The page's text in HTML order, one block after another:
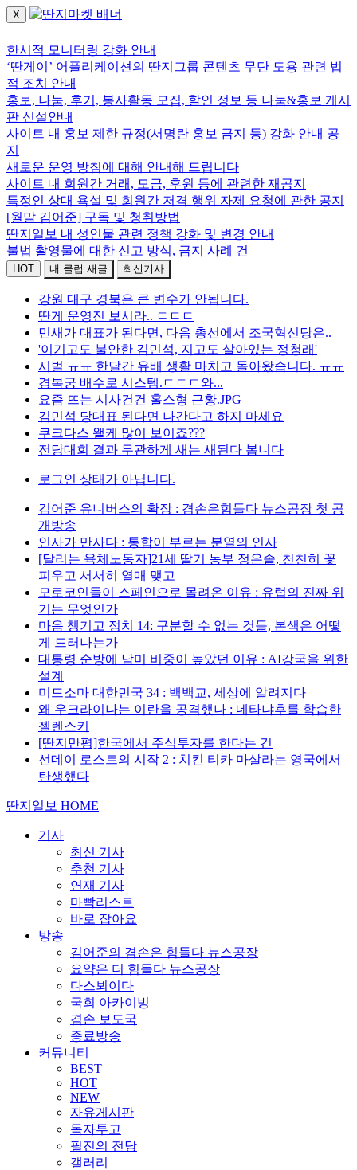
X
한시적 모니터링 강화 안내
‘딴게이’ 어플리케이션의 딴지그룹 콘텐츠 무단 도용 관련 법
적 조치 안내
홍보, 나눔, 후기, 봉사활동 모집, 할인 정보 등 나눔&홍보 게시
판 신설안내
사이트 내 홍보 제한 규정(서명란 홍보 금지 등) 강화 안내 공
지
새로운 운영 방침에 대해 안내해 드립니다
사이트 내 회원간 거래, 모금, 후원 등에 관련한 재공지
특정인 상대 욕설 및 회원간 저격 행위 자제 요청에 관한 공지
[월말 김어준] 구독 및 청취방법
딴지일보 내 성인물 관련 정책 강화 및 변경 안내
불법 촬영물에 대한 신고 방식, 금지 사례 건
HOT 내 클럽 새글 최신기사
강원 대구 경북은 큰 변수가 안됩니다.
딴게 운영진 보시라.. ㄷㄷㄷ
민새가 대표가 된다면, 다음 총선에서 조국혁신당은..
'이기고도 불안한 김민석, 지고도 살아있는 정청래'
시벌 ㅠㅠ 한달간 유배 생활 마치고 돌아왔습니다. ㅠㅠ
경복궁 배수로 시스템.ㄷㄷㄷ와...
요즘 뜨는 시사건건 홀스형 근황.JPG
김민석 당대표 된다면 나간다고 하지 마세요
쿠크다스 왤케 많이 보이죠???
전당대회 결과 무관하게 새는 새된다 봅니다
로그인 상태가 아닙니다.
김어준 유니버스의 확장 : 겸손은힘들다 뉴스공장 첫 공
개방송
인사가 만사다 : 통합이 부르는 분열의 인사
[달리는 육체노동자]21세 딸기 농부 정은솔, 천천히 꽃
피우고 서서히 열매 맺고
모로코인들이 스페인으로 몰려온 이유 : 유럽의 진짜 위
기는 무엇인가
마음 챙기고 정치 14: 구분할 수 없는 것들, 본색은 어떻
게 드러나는가
대통령 순방에 남미 비중이 높았던 이유 : AI강국을 위한
설계
미드소마 대한민국 34 : 백백교, 세상에 알려지다
왜 우크라이나는 이란을 공격했나 : 네타냐후를 학습한
젤렌스키
[딴지만평]한국에서 주식투자를 한다는 건
선데이 로스트의 시작 2 : 치킨 티카 마살라는 영국에서
탄생했다
딴지일보 HOME
기사
최신 기사
추천 기사
연재 기사
마빡리스트
바로 잡아요
방송
김어준의 겸손은 힘들다 뉴스공장
요약은 더 힘들다 뉴스공장
다스뵈이다
국회 아카이빙
겸손 보도국
종료방송
커뮤니티
BEST
HOT
NEW
자유게시판
독자투고
필진의 전당
갤러리